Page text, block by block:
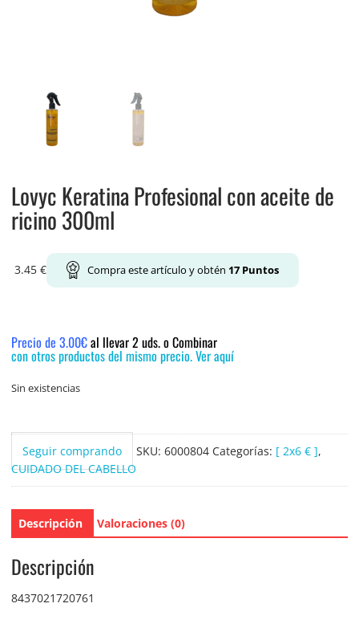
Lovyc Keratina Profesional con aceite de
ricino 300ml
3.45 € Compra este artículo y obtén 17Puntos
Precio de 3.00€al llevar 2 uds. o Combinar
con otros productos del mismo precio. Ver aquí
Sin existencias
Seguir comprando SKU: 6000804 Categorías: [ 2x6 € ],
CUIDADO DEL CABELLO
Descripción Valoraciones (0)
Descripción
8437021720761